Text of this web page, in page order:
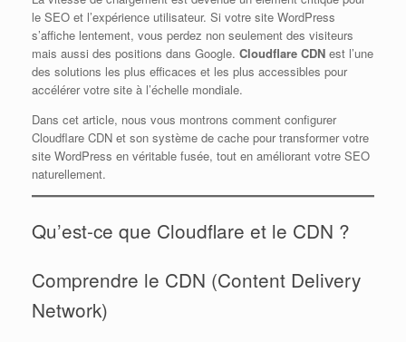
le SEO et l’expérience utilisateur. Si votre site WordPress
s’affiche lentement, vous perdez non seulement des visiteurs
mais aussi des positions dans Google. Cloudflare CDN est l’une
des solutions les plus efficaces et les plus accessibles pour
accélérer votre site à l’échelle mondiale.
Dans cet article, nous vous montrons comment configurer
Cloudflare CDN et son système de cache pour transformer votre
site WordPress en véritable fusée, tout en améliorant votre SEO
naturellement.
Qu’est-ce que Cloudflare et le CDN ?
Comprendre le CDN (Content Delivery
Network)